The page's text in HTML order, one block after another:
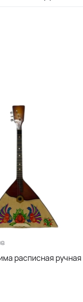
расписная ручная